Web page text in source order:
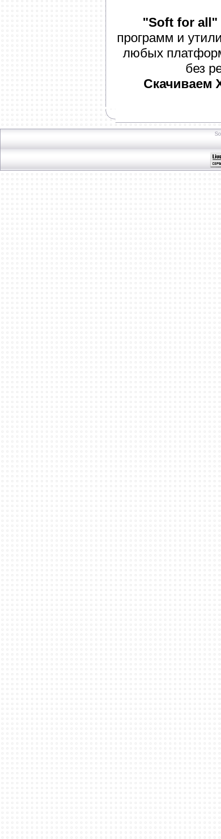
"Soft for all"
программ и
любых
без
Скачиваем